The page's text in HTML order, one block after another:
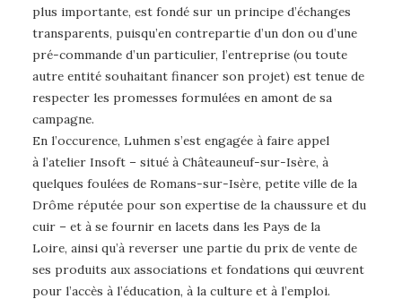
plus importante, est fondé sur un principe d’échanges
transparents, puisqu’en contrepartie d’un don ou d’une
pré-commande d’un particulier, l’entreprise (ou toute
autre entité souhaitant financer son projet) est tenue de
respecter les promesses formulées en amont de sa
campagne.
En l’occurence, Luhmen s’est engagée à faire appel
à l’atelier Insoft – situé à Châteauneuf-sur-Isère, à
quelques foulées de Romans-sur-Isère, petite ville de la
Drôme réputée pour son expertise de la chaussure et du
cuir – et à se fournir en lacets dans les Pays de la
Loire, ainsi qu’à reverser une partie du prix de vente de
ses produits aux associations et fondations qui œuvrent
pour l’accès à l’éducation, à la culture et à l’emploi.